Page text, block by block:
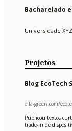
Bacharelado
Universidade XYZ
Projetos
Blog EcoTech
ella-green.com/
Publicou textos
trade-in de